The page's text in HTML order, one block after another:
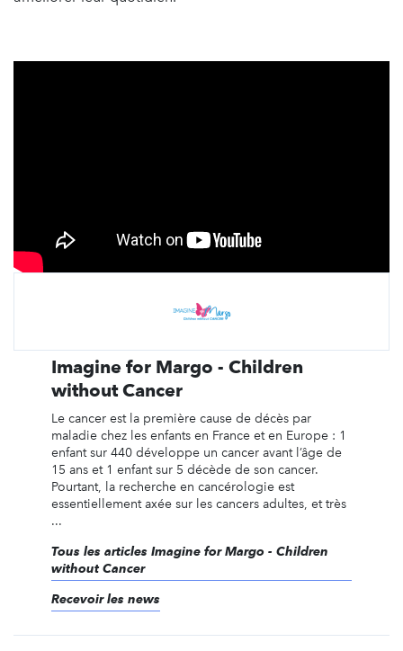
Imagine for Margo - Children
without Cancer
Le cancer est la première cause de décès par
maladie chez les enfants en France et en Europe : 1
enfant sur 440 développe un cancer avant l’âge de
15 ans et 1 enfant sur 5 décède de son cancer.
Pourtant, la recherche en cancérologie est
essentiellement axée sur les cancers adultes, et très
...
Tous les articles Imagine for Margo - Children
without Cancer
Recevoir les news